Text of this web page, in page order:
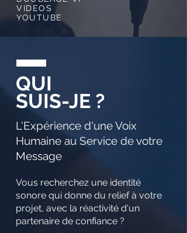
VIDEOS
YOUTUBE
QUI
SUIS-JE ?
L'Expérience d'une Voix
Humaine au Service de votre
Message
Vous recherchez une identité
sonore qui donne du relief à votre
projet, avec la réactivité d'un
partenaire de confiance ?